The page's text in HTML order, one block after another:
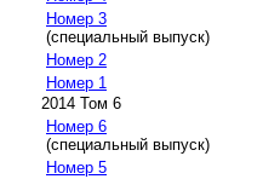
Номер 3
(специальный выпуск)
Номер 2
Номер 1
2014 Том 6
Номер 6
(специальный выпуск)
Номер 5